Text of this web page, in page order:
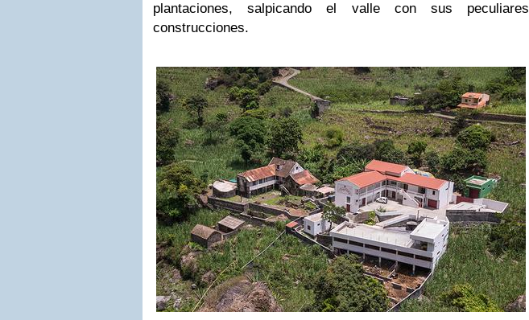
plantaciones, salpicando el valle con sus peculiares
construcciones.